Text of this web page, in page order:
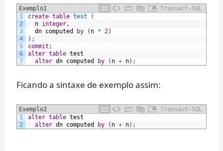
Exemplo1
Transact-SQL
1
2
3
4
5
6
7
create table test
(
n integer,
dn computed by ( n * 2)
) ;
commit ;
alter table test
alter dn computed by ( n + n) ;
Ficando a sintaxe de exemplo assim:
Exemplo2
Transact-SQL
1
2
alter table test
alter dn computed by ( n + n) ;